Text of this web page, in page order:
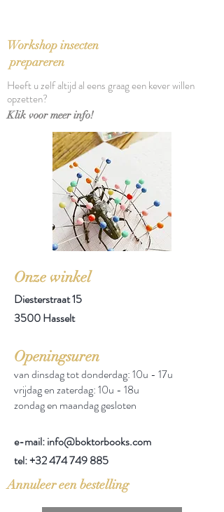
Bindwijze: Linnen band met
stofomslag
Verschijningsdatum: 2018
Aantal pagina's: 333
Workshop insecten
prepareren
Heeft u zelf altijd al eens graag een kever willen
opzetten?
Klik voor meer info!
Onze winkel
Diesterstraat 15
3500 Hasselt
Openingsuren
van dinsdag tot donderdag: 10u - 17u
vrijdag en zaterdag: 10u - 18u
zondag en maandag gesloten
e-mail: info@boktorbooks.com
tel:+32 474 749 885
Annuleer een bestelling